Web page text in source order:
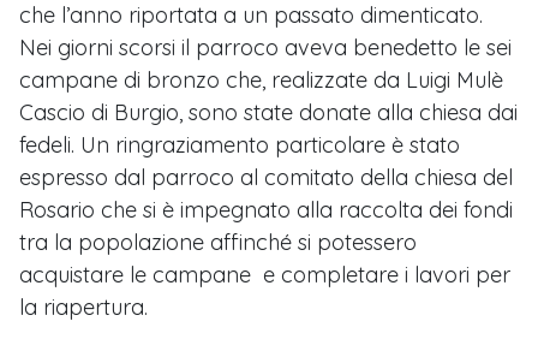
che l’anno riportata a un passato dimenticato.
Nei giorni scorsi il parroco aveva benedetto le sei
campane di bronzo che, realizzate da Luigi Mulè
Cascio di Burgio, sono state donate alla chiesa dai
fedeli. Un ringraziamento particolare è stato
espresso dal parroco al comitato della chiesa del
Rosario che si è impegnato alla raccolta dei fondi
tra la popolazione affinché si potessero
acquistare le campane e completare i lavori per
la riapertura.